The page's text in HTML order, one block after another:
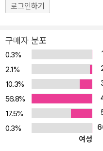
내지 못하는 고통의 기억을 가
막 작품 「어느 날, 고래가」는
슬픔과 답답함으로 물들어 버
그려냈다. 색색의 빛을 품은 밀
말갛고 명징한 공감의 힘 섬세한 감각과 대담한 표현력을 모두 가진
화가 유경화의 그림은 이 여섯
다. 촘촘한 문장 사이에 숨겨진
라 작정한 듯한 『블루마블』 속
다. 흔하지 않은 색채 구성과,
의 흐름은 독자의 심미안을 두드린다. “나는 목소리를 잘 내
로그인하기
구매자 분포
0.3%
2.1%
10.3%
56.8%
17.5%
0.3%
여성